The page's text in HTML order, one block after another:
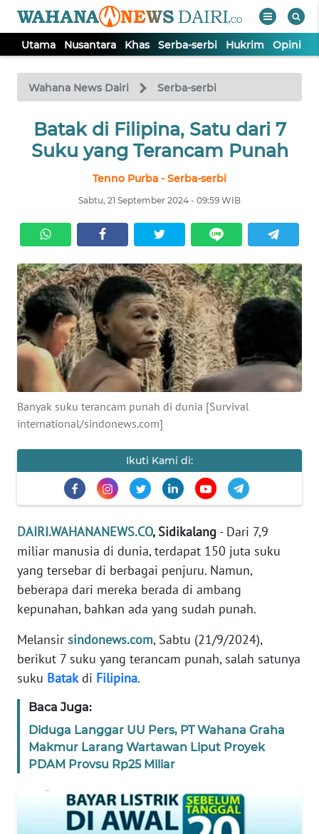
Utama Nusantara Khas Serba-serbi Hukrim Opini
Wahana News Dairi Serba-serbi
Batak di Filipina, Satu dari 7
Suku yang Terancam Punah
Tenno Purba - Serba-serbi
Sabtu, 21 September 2024 - 09:59 WIB
Banyak suku terancam punah di dunia [Survival
international/sindonews.com]
Ikuti Kami di:
DAIRI.WAHANANEWS.CO, Sidikalang - Dari 7,9
miliar manusia di dunia, terdapat 150 juta suku
yang tersebar di berbagai penjuru. Namun,
beberapa dari mereka berada di ambang
kepunahan, bahkan ada yang sudah punah.
Melansir sindonews.com, Sabtu (21/9/2024),
berikut 7 suku yang terancam punah, salah satunya
suku Batakdi Filipina.
Baca Juga:
Diduga Langgar UU Pers, PT Wahana Graha
Makmur Larang Wartawan Liput Proyek
PDAM Provsu Rp25 Miliar
TV
Tutup
UTAMA
SERBA-
SERBI
HUKRIM
OPINI
Informasi
INDEKS
BERITA
IKLAN
TENTANG
KAMI
MEDIA
SIBER
KARIR
DISCLAIMER